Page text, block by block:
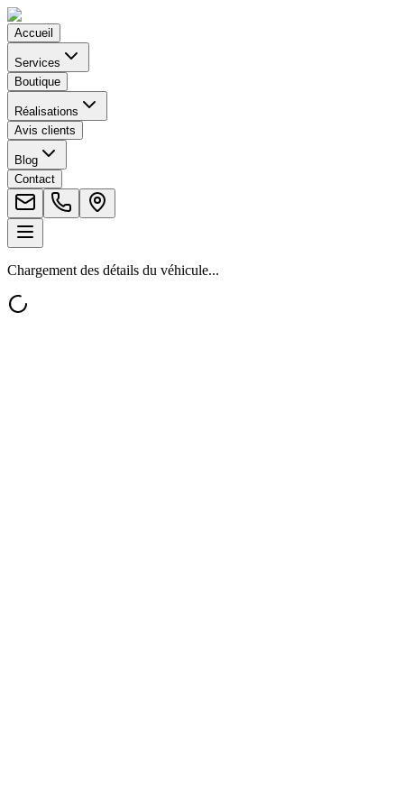
Accueil
Services
Boutique
Réalisations
Avis clients
Blog
Contact
Chargement des détails du véhicule...